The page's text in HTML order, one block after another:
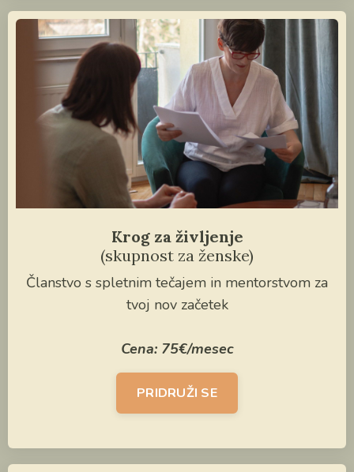
Krog za življenje
(skupnost za ženske)
Članstvo s spletnim tečajem in mentorstvom za
tvoj nov začetek
Cena: 75€/mesec
PRIDRUŽI SE